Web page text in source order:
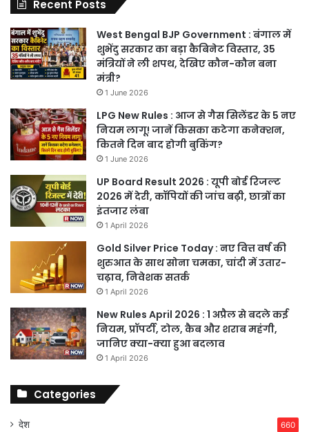
Recent Posts
West Bengal BJP Government : बंगाल में
शुभेंदु सरकार का बड़ा कैबिनेट विस्तार, 35
मंत्रियों ने ली शपथ, देखिए कौन-कौन बना
मंत्री?
1 June 2026
LPG New Rules : आज से गैस सिलेंडर के 5 नए
नियम लागू! जानें किसका कटेगा कनेक्शन,
कितने दिन बाद होगी बुकिंग?
1 June 2026
UP Board Result 2026 : यूपी बोर्ड रिजल्ट
2026 में देरी, कॉपियों की जांच बढ़ी, छात्रों का
इंतजार लंबा
1 April 2026
Gold Silver Price Today : नए वित्त वर्ष की
शुरुआत के साथ सोना चमका, चांदी में उतार-
चढ़ाव, निवेशक सतर्क
1 April 2026
New Rules April 2026 : 1 अप्रैल से बदले कई
नियम, प्रॉपर्टी, टोल, कैब और शराब महंगी,
जानिए क्या-क्या हुआ बदलाव
1 April 2026
Categories
देश 660